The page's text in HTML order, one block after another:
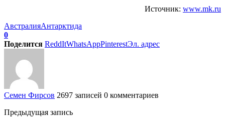
Источник: www.mk.ru
АвстралияАнтарктида
0
Поделится ReddItWhatsAppPinterestЭл. адрес
Семен Фирсов 2697 записей 0 комментариев
Предыдущая запись